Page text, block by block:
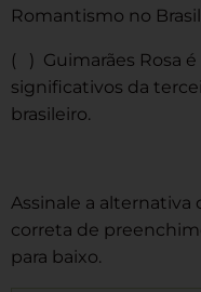
Romantismo no
( ) Guimarães Rosa
significativos da
brasileiro.
Assinale a alternativa
correta de
para baixo.